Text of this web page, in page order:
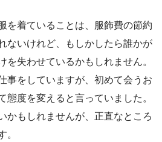
を着ていることは、服飾費の節約
ないけれど、もしかしたら誰かが
を失わせているかもしれません。
事をしていますが、初めて会うお
度を変えると言っていました。
かもしれませんが、正直なところ